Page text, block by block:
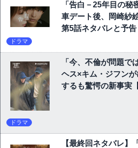
「告白－25年目の
車デート後、岡崎紗
第5話ネタバレと予告
ドラマ
「今、不倫が問題で
ヘス×キム・ジフン
するも驚愕の新事実
ドラマ
【最終回ネタバレ】